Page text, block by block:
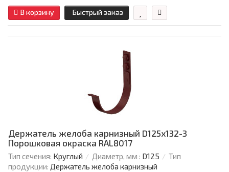
В корзину Быстрый заказ
Держатель желоба карнизный D125х132-3
Порошковая окраска RAL8017
Тип сечения: Круглый Диаметр, мм : D125
Тип
продукции: Держатель желоба карнизный